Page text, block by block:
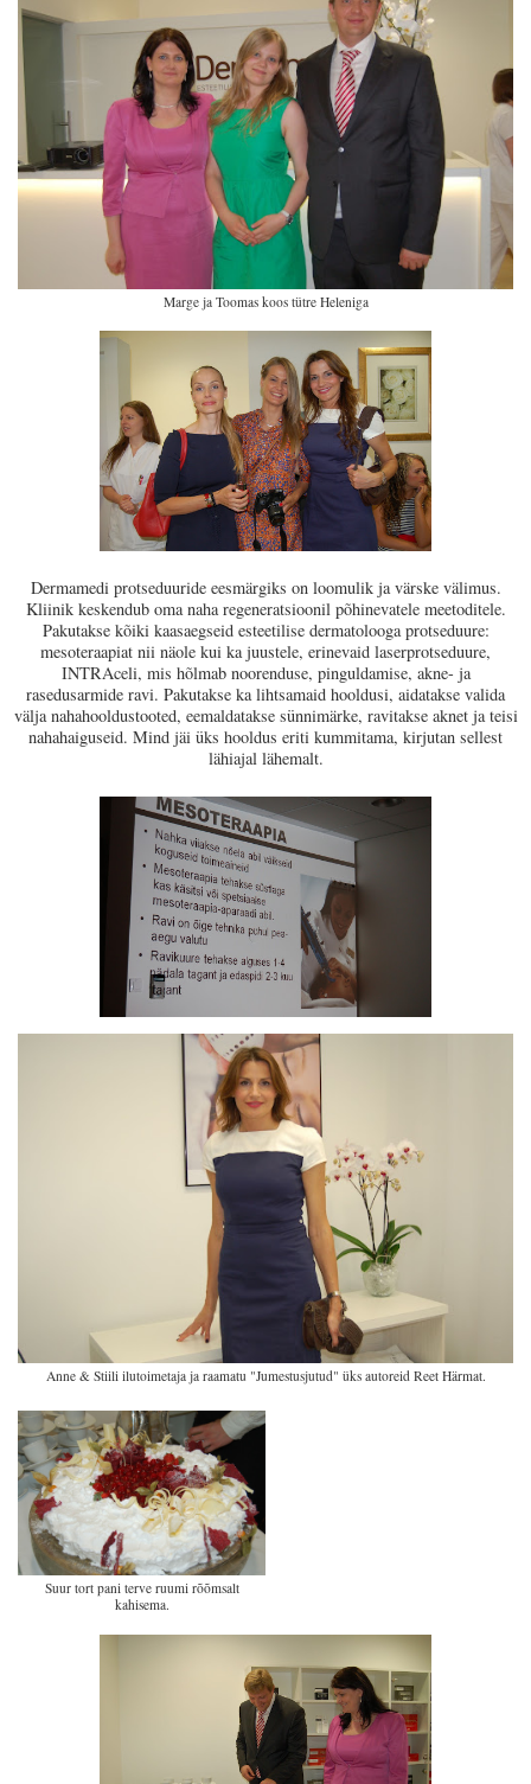
Marge ja Toomas koos tütre Heleniga
Dermamedi protseduuride eesmärgiks on loomulik ja värske välimus.
Kliinik keskendub oma naha regeneratsioonil põhinevatele meetoditele.
Pakutakse kõiki kaasaegseid esteetilise dermatolooga protseduure:
mesoteraapiat nii näole kui ka juustele, erinevaid laserprotseduure,
INTRAceli, mis hõlmab noorenduse, pinguldamise, akne- ja
rasedusarmide ravi. Pakutakse ka lihtsamaid hooldusi, aidatakse valida
välja nahahooldustooted, eemaldatakse sünnimärke, ravitakse aknet ja teisi
nahahaiguseid. Mind jäi üks hooldus eriti kummitama, kirjutan sellest
lähiajal lähemalt.
Anne & Stiili ilutoimetaja ja raamatu "Jumestusjutud" üks autoreid Reet Härmat.
Suur tort pani terve ruumi rõõmsalt
kahisema.